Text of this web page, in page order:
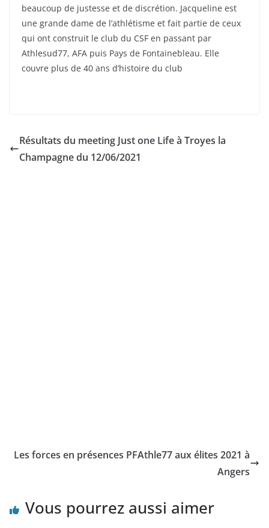
beaucoup de justesse et de discrétion. Jacqueline est
une grande dame de l’athlétisme et fait partie de ceux
qui ont construit le club du CSF en passant par
Athlesud77, AFA puis Pays de Fontainebleau. Elle
couvre plus de 40 ans d’histoire du club
Résultats du meeting Just one Life à Troyes la
Champagne du 12/06/2021
Les forces en présences PFAthle77 aux élites 2021 à
Angers
Vous pourrez aussi aimer